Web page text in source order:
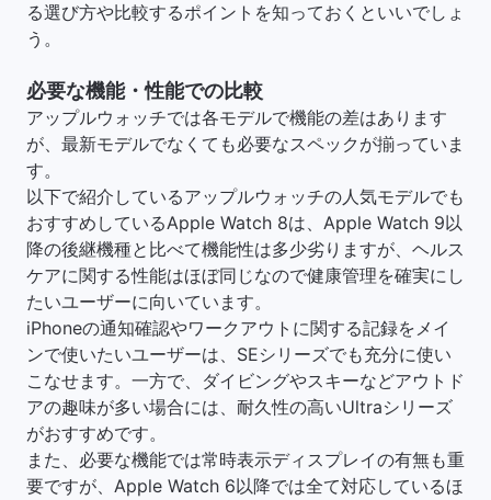
る選び方や比較するポイントを知っておくといいでしょ
う。
必要な機能・性能での比較
アップルウォッチでは各モデルで機能の差はあります
が、最新モデルでなくても必要なスペックが揃っていま
す。
以下で紹介しているアップルウォッチの人気モデルでも
おすすめしているApple Watch 8は、Apple Watch 9以
降の後継機種と比べて機能性は多少劣りますが、ヘルス
ケアに関する性能はほぼ同じなので健康管理を確実にし
たいユーザーに向いています。
iPhoneの通知確認やワークアウトに関する記録をメイ
ンで使いたいユーザーは、SEシリーズでも充分に使い
こなせます。一方で、ダイビングやスキーなどアウトド
アの趣味が多い場合には、耐久性の高いUltraシリーズ
がおすすめです。
また、必要な機能では常時表示ディスプレイの有無も重
要ですが、Apple Watch 6以降では全て対応しているほ